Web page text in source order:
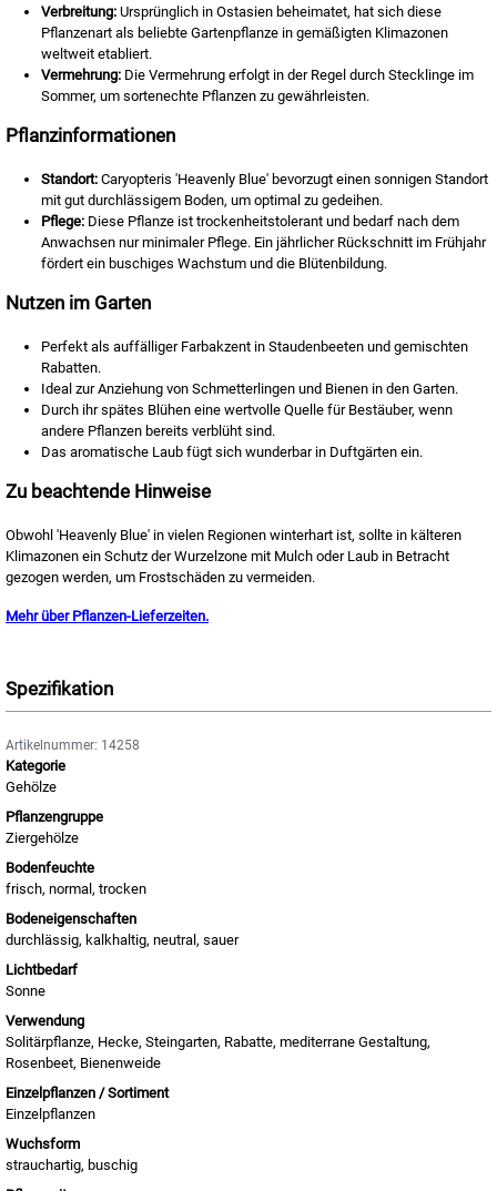
Verbreitung: Ursprünglich in Ostasien beheimatet, hat sich diese
Pflanzenart als beliebte Gartenpflanze in gemäßigten Klimazonen
weltweit etabliert.
Vermehrung: Die Vermehrung erfolgt in der Regel durch Stecklinge im
Sommer, um sortenechte Pflanzen zu gewährleisten.
Pflanzinformationen
Standort: Caryopteris 'Heavenly Blue' bevorzugt einen sonnigen Standort
mit gut durchlässigem Boden, um optimal zu gedeihen.
Pflege: Diese Pflanze ist trockenheitstolerant und bedarf nach dem
Anwachsen nur minimaler Pflege. Ein jährlicher Rückschnitt im Frühjahr
fördert ein buschiges Wachstum und die Blütenbildung.
Nutzen im Garten
Perfekt als auffälliger Farbakzent in Staudenbeeten und gemischten
Rabatten.
Ideal zur Anziehung von Schmetterlingen und Bienen in den Garten.
Durch ihr spätes Blühen eine wertvolle Quelle für Bestäuber, wenn
andere Pflanzen bereits verblüht sind.
Das aromatische Laub fügt sich wunderbar in Duftgärten ein.
Zu beachtende Hinweise
Obwohl 'Heavenly Blue' in vielen Regionen winterhart ist, sollte in kälteren
Klimazonen ein Schutz der Wurzelzone mit Mulch oder Laub in Betracht
gezogen werden, um Frostschäden zu vermeiden.
Mehr über Pflanzen-Lieferzeiten.
Spezifikation
Artikelnummer: 14258
Kategorie
Gehölze
Pflanzengruppe
Ziergehölze
Bodenfeuchte
frisch, normal, trocken
Bodeneigenschaften
durchlässig, kalkhaltig, neutral, sauer
Lichtbedarf
Sonne
Verwendung
Solitärpflanze, Hecke, Steingarten, Rabatte, mediterrane Gestaltung,
Rosenbeet, Bienenweide
Einzelpflanzen / Sortiment
Einzelpflanzen
Wuchsform
strauchartig, buschig